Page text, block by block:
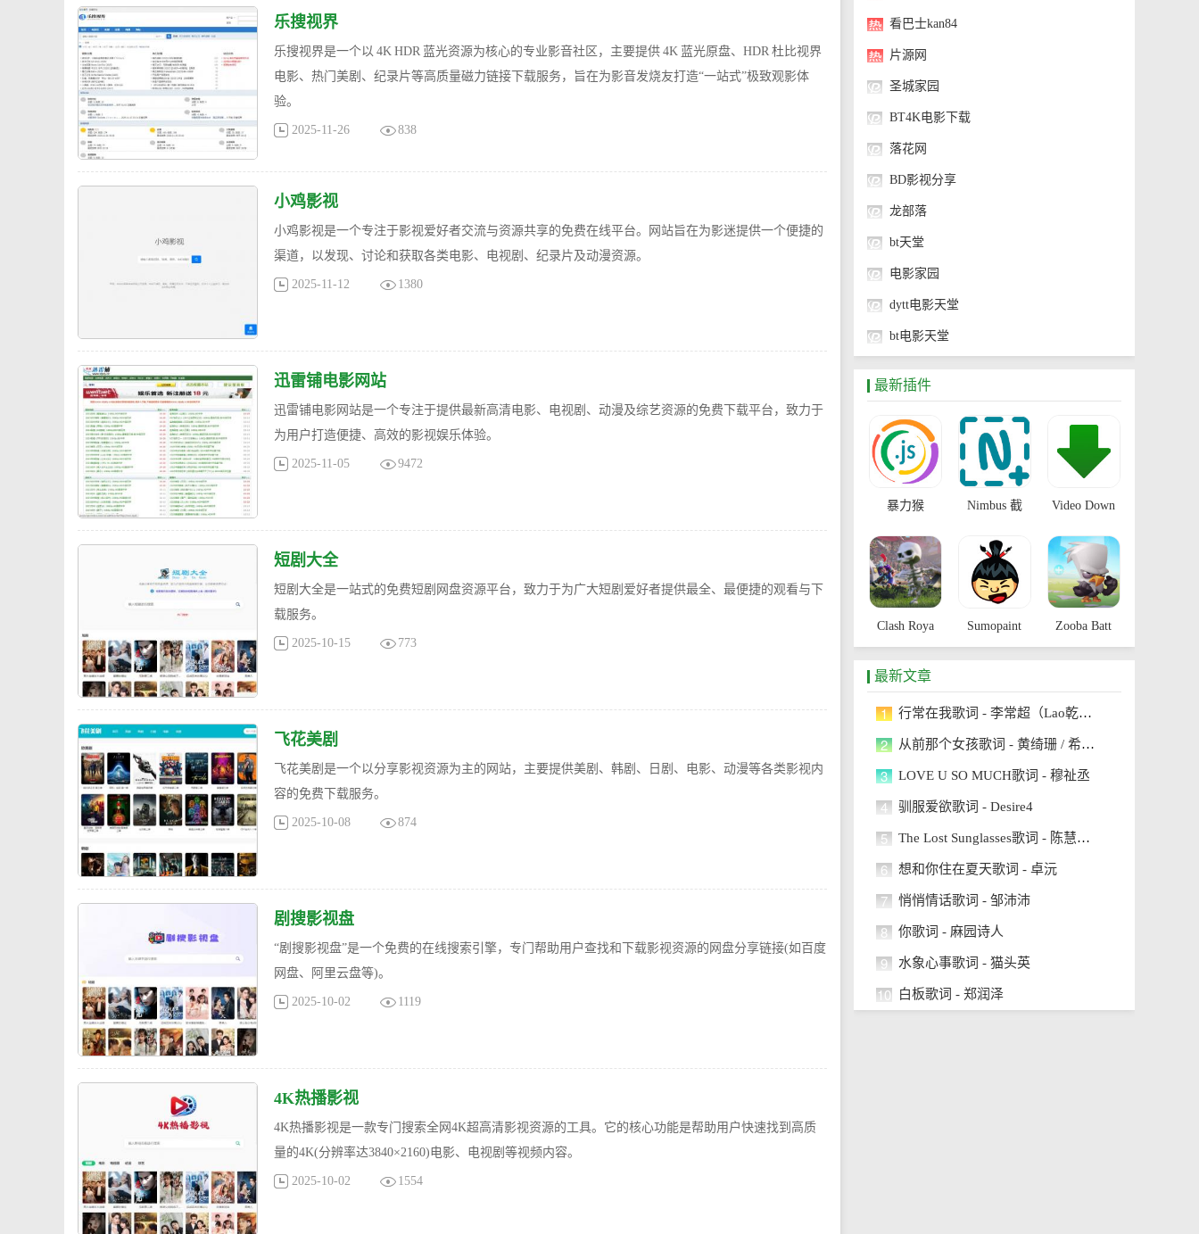
乐搜视界
乐搜视界是一个以 4K HDR 蓝光资源为核心的专业影音社区，主要提供 4K 蓝光原盘、HDR 杜比视界
电影、热门美剧、纪录片等高质量磁力链接下载服务，旨在为影音发烧友打造“一站式”极致观影体
验。
2025-11-26 838
小鸡影视
小鸡影视是一个专注于影视爱好者交流与资源共享的免费在线平台。网站旨在为影迷提供一个便捷的
渠道，以发现、讨论和获取各类电影、电视剧、纪录片及动漫资源。
2025-11-12 1380
迅雷铺电影网站
迅雷铺电影网站是一个专注于提供最新高清电影、电视剧、动漫及综艺资源的免费下载平台，致力于
为用户打造便捷、高效的影视娱乐体验。
2025-11-05 9472
短剧大全
短剧大全是一站式的免费短剧网盘资源平台，致力于为广大短剧爱好者提供最全、最便捷的观看与下
载服务。
2025-10-15 773
飞花美剧
飞花美剧是一个以分享影视资源为主的网站，主要提供​​美剧、韩剧、日剧、电影、动漫等​​各类影视内
容的​​免费下载服务​​。
2025-10-08 874
剧搜影视盘
“剧搜影视盘”是一个​​免费的在线搜索引擎​​，专门帮助用户查找和下载影视资源的​​网盘分享链接​​(如百度
网盘、阿里云盘等)。
2025-10-02 1119
4K热播影视
4K热播影视是一款专门搜索全网4K超高清影视资源的工具。它的核心功能是帮助用户快速找到高质
量的4K(分辨率达3840×2160)电影、电视剧等视频内容。
2025-10-02 1554
看巴士kan84
片源网
圣城家园
BT4K电影下载
落花网
BD影视分享
龙部落
bt天堂
电影家园
dytt电影天堂
bt电影天堂
最新插件
暴力猴 Nimbus 截 Video Down
Clash Roya Sumopaint Zooba Batt
最新文章
1 行常在我歌词 - 李常超（Lao乾妈）
2 从前那个女孩歌词 - 黄绮珊 / 希林娜依高
3 LOVE U SO MUCH歌词 - 穆祉丞
4 驯服爱欲歌词 - Desire4
5 The Lost Sunglasses歌词 - 陈慧琳/AGA
6 想和你住在夏天歌词 - 卓沅
7 悄悄情话歌词 - 邹沛沛
8 你歌词 - 麻园诗人
9 水象心事歌词 - 猫头英
10 白板歌词 - 郑润泽